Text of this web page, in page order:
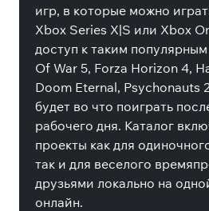
игр, в которые можно
Xbox Series X|S или Xbox
доступ к таким
Of War 5, Forza Horizon 4,
Doom Eternal, Psychonauts
будет во что поиграть
рабочего дня. Каталог
проекты как для
так и для веселого
друзьями локально на
онлайн.